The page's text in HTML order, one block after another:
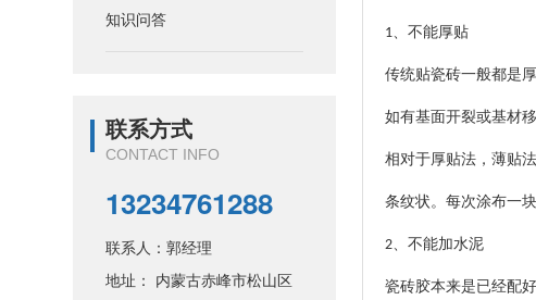
知识问答
联系方式
CONTACT INFO
13234761288
联系人：郭经理
地址： 内蒙古赤峰市松山区
1、不能厚贴
传统贴瓷砖一般都是
如有基面开裂或基材
相对于厚贴法，薄贴
条纹状。每次涂布一
2、不能加水泥
瓷砖胶本来是已经配